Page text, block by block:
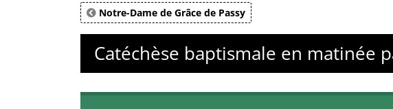
Notre-Dame de Grâce de Passy
Catéchèse baptismale en matinée